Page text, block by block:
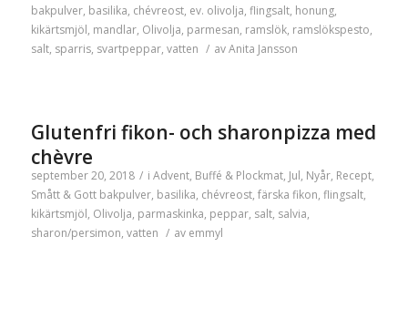
bakpulver, basilika, chévreost, ev. olivolja, flingsalt, honung,
kikärtsmjöl, mandlar, Olivolja, parmesan, ramslök, ramslökspesto,
salt, sparris, svartpeppar, vatten / avAnita Jansson
Glutenfri fikon- och sharonpizza med
chèvre
september 20, 2018 / i Advent, Buffé & Plockmat, Jul, Nyår, Recept,
Smått & Gott bakpulver, basilika, chévreost, färska fikon, flingsalt,
kikärtsmjöl, Olivolja, parmaskinka, peppar, salt, salvia,
sharon/persimon, vatten / av emmyl